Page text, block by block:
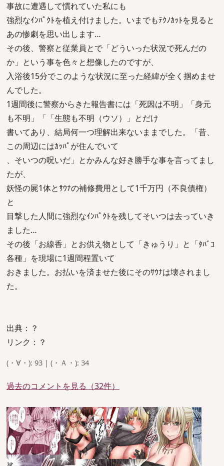
事故に遭遇して慣れていた私にも
強烈なｲﾝﾊﾟｸﾄを植え付けました。いまでもﾃｸﾉｶｯﾄを見ると
あの惨劇を思い出します…
その後、警察と従業員とで「どういった状況で死んだの
か」という事を色々と想像したのですが、
入浴後15分でこのような状況に至った経緯が全く掴めませ
んでした。
1週間後に警察からきた報告書には「死因は不明」「身元
も不明」「「生態も不明（ウソ）」とだけ
書いてあり、結局何一つ理解出来ないままでした。「昔、
この周辺にはｶｯﾊﾟが住んでいて
、そいつの呪いだ」とかみんな好き勝手な事を言ってまし
たが、
妖怪の屍1体とｻｳﾅの補修費用として1千万円（不良債権）
と
目撃した人間に強烈なｲﾝﾊﾟｸﾄを残してそいつは去っていき
ました…
その後「お線香」とお供え物として「きゅうり」と「ﾀﾊﾞｺ
各種」を現場に1週間程置いて
おきました。お払いを済ませた後にそのｻｳﾅは壊されまし
た。
出典：？
リンク：？
(・∀・): 93 | (・Ａ・): 34
過去のコメントを見る（32件）